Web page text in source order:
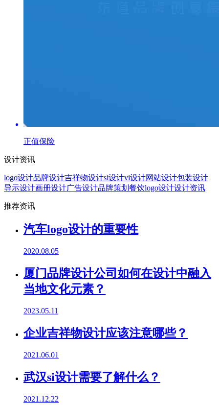
正值保险
设计资讯
logo设计品牌设计吉祥物设计si设计vi设计网站设计包装设计
导示设计画册设计广告设计品牌策划 餐饮logo设计设计资讯
推荐资讯
汽车logo设计的重要性
2020.08.05
厦门品牌设计公司如何在设计中融入
当地文化元素？
2023.05.11
企业吉祥物设计应该注意哪些？
2021.06.01
武汉si设计需要了解什么？
2021.12.22